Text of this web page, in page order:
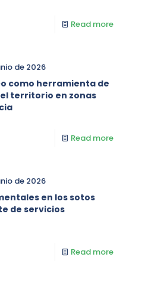
Read more
de 2026
como herramienta de
territorio en zonas
Read more
de 2026
en los sotos
de servicios
Read more